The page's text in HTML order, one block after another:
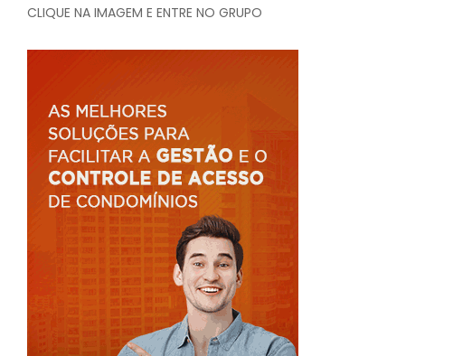
CLIQUE NA IMAGEM E ENTRE NO GRUPO